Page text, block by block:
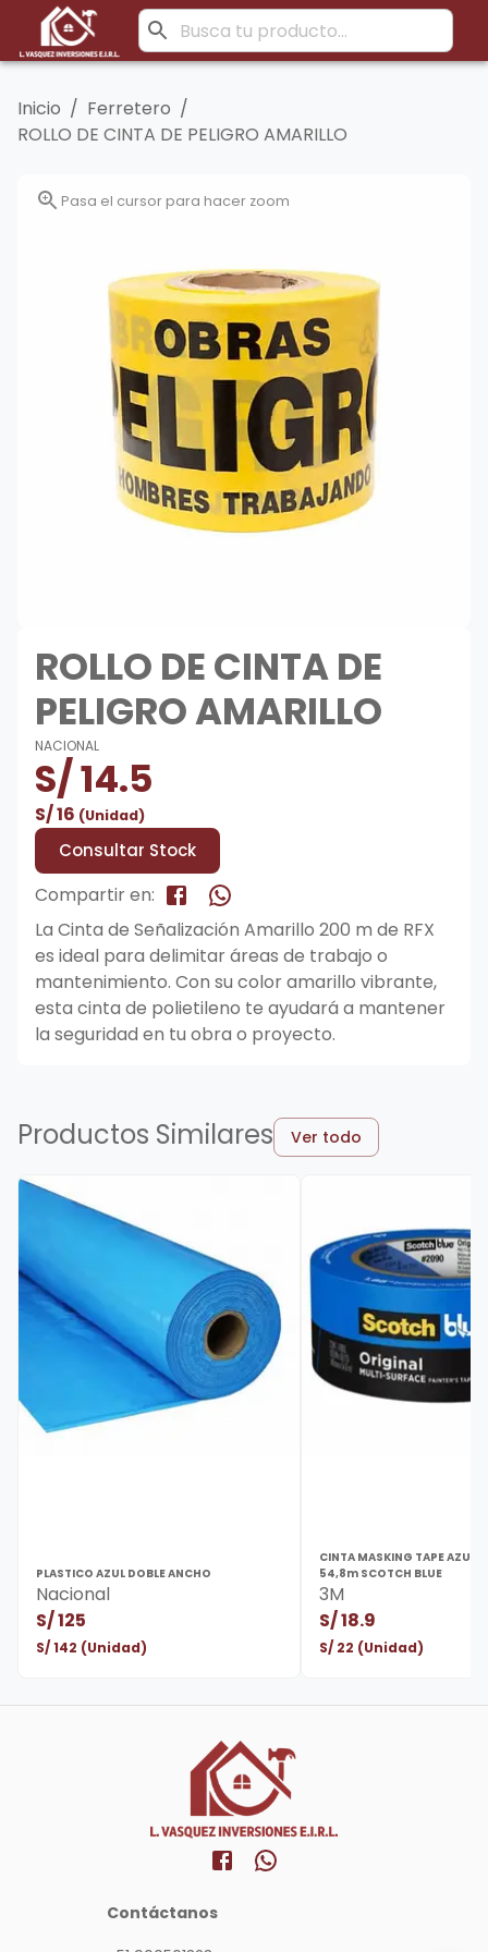
Inicio / Ferretero /
ROLLO DE CINTA DE PELIGRO AMARILLO
Pasa el cursor para hacer zoom
ROLLO DE CINTA DE
PELIGRO AMARILLO
NACIONAL
S/14.5
S/16 (Unidad)
Consultar Stock
Compartir en:
La Cinta de Señalización Amarillo 200 m de RFX
es ideal para delimitar áreas de trabajo o
mantenimiento. Con su color amarillo vibrante,
esta cinta de polietileno te ayudará a mantener
la seguridad en tu obra o proyecto.
Productos Similares Ver todo
PLASTICO AZUL DOBLE ANCHO
Nacional
S/125
S/142 (Unidad)
CINTA MASKING TAPE AZUL
54,8m SCOTCH BLUE
3M
S/18.9
S/ 22 (Unidad)
Contáctanos